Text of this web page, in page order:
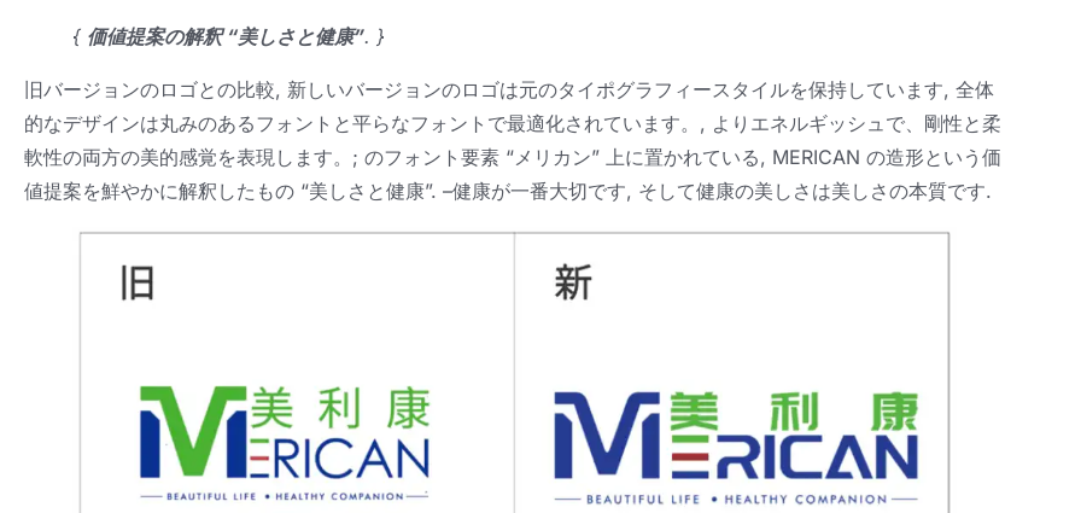
{ 価値提案の解釈 “美しさと健康”. }
旧バージョンのロゴとの比較, 新しいバージョンのロゴは元のタイポグラフィースタイルを保持しています, 全体
的なデザインは丸みのあるフォントと平らなフォントで最適化されています。, よりエネルギッシュで、剛性と柔
軟性の両方の美的感覚を表現します。; のフォント要素 “メリカン” 上に置かれている, MERICAN の造形という価
値提案を鮮やかに解釈したもの “美しさと健康”. –健康が一番大切です, そして健康の美しさは美しさの本質です.